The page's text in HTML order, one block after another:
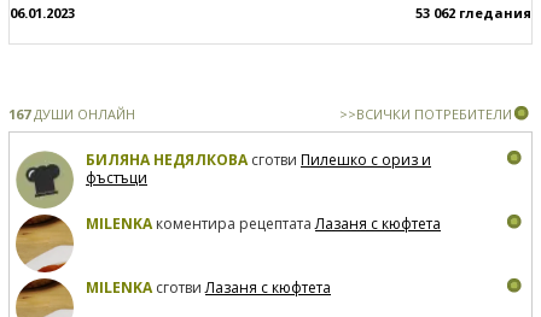
06.01.2023 53 062 гледания
167ДУШИ ОНЛАЙН >>ВСИЧКИ ПОТРЕБИТЕЛИ
БИЛЯНА НЕДЯЛКОВАсготви Пилешко с ориз и
фъстъци
MILENKAкоментира рецептатаЛазаня с кюфтета
MILENKAсготвиЛазаня с кюфтета